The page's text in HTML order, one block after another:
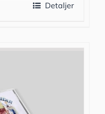
Detaljer